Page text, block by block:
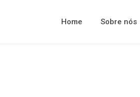
Home Sobre nós